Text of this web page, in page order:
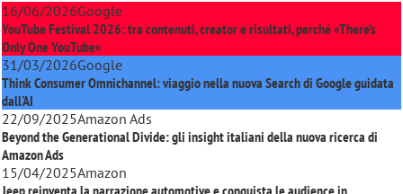
16/06/2026Google
YouTube Festival 2026: tra contenuti, creator e risultati, perché «There’s
Only One YouTube»
31/03/2026Google
Think Consumer Omnichannel: viaggio nella nuova Search di Google guidata
dall'AI
22/09/2025Amazon Ads
Beyond the Generational Divide: gli insight italiani della nuova ricerca di
Amazon Ads
15/04/2025Amazon
Jeep reinventa la narrazione automotive e conquista le audience in